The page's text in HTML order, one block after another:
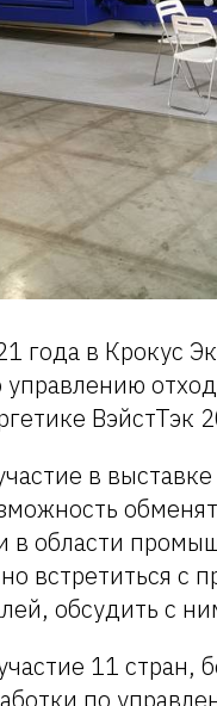
года в Крокус
ВэйстТэк
в
в области
встретиться с
обсудить с
11 стран,
по